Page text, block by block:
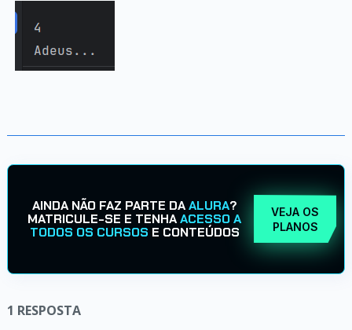
AINDA NÃO FAZ PARTE DAALURA?
MATRICULE-SE E TENHAACESSO A
TODOS OS CURSOS E CONTEÚDOS
VEJA OS
PLANOS
1 RESPOSTA